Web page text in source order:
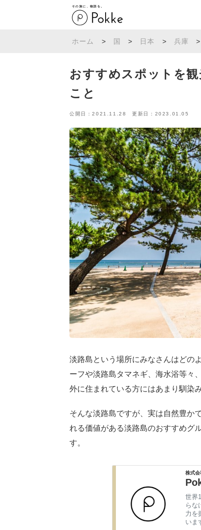
その旅に、物語を。
ホーム > 国 > 日本 > 兵庫 >
おすすめスポットを
こと
公開日：2021.11.28 更新日：2023.01.05
淡路島という場所にみなさんはどの
ーフや淡路島タマネギ、海水浴等々
外に住まれている方にはあまり馴染
そんな淡路島ですが、実は自然豊か
れる価値がある淡路島のおすすめグ
す。
株式
世界
らな
力を
いま